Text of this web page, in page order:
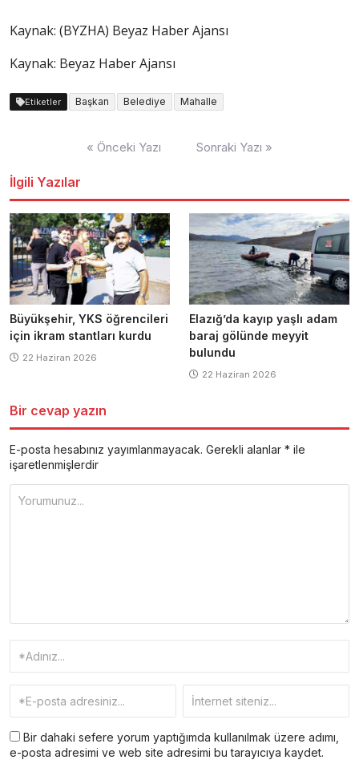
Kaynak: (BYZHA) Beyaz Haber Ajansı
Kaynak: Beyaz Haber Ajansı
Etiketler Başkan Belediye Mahalle
« Önceki Yazı Sonraki Yazı »
İlgili Yazılar
Büyükşehir, YKS öğrencileri
için ikram stantları kurdu
22 Haziran 2026
Elazığ’da kayıp yaşlı adam
baraj gölünde meyyit
bulundu
22 Haziran 2026
Bir cevap yazın
E-posta hesabınız yayımlanmayacak. Gerekli alanlar * ile
işaretlenmişlerdir
Bir dahaki sefere yorum yaptığımda kullanılmak üzere adımı,
e-posta adresimi ve web site adresimi bu tarayıcıya kaydet.